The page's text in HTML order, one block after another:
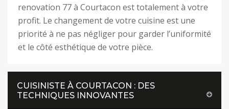
renovation 77 à Courtacon est totalement à votre
profit. Le changement de votre cuisine est une
priorité à ne pas négliger pour garder l’uniformité
et le côté esthétique de votre pièce.
CUISINISTE À COURTACON : DES
TECHNIQUES INNOVANTES